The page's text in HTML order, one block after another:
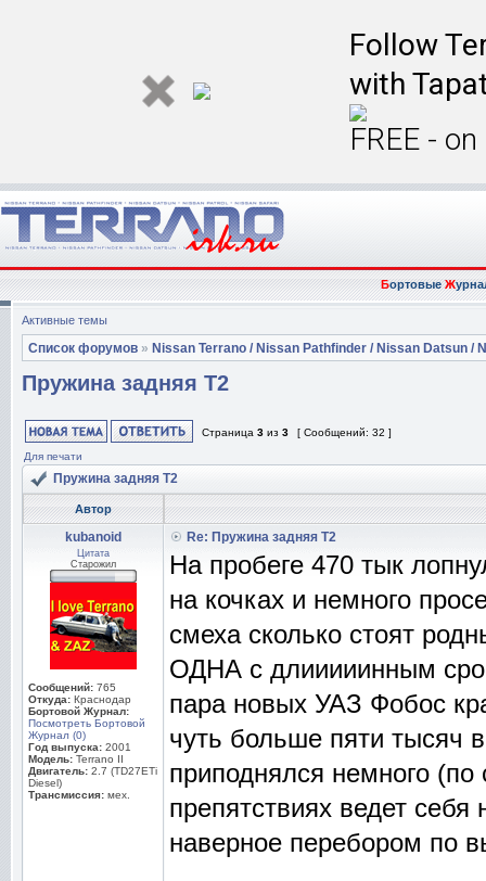
Follow
with
FREE -
БортовыеЖ
Активные темы
Список форумов » Nissan Terrano / Nissan Pathfinder / Nissan Datsun /
Пружина задняя Т2
Страница 3 из 3
[ Сообщений: 32 ]
Для печати
Пружина задняя Т2
Автор
kubanoid
Цитата
Старожил
Сообщений: 765
Откуда: Краснодар
Бортовой Журнал:
Посмотреть Бортовой
Журнал (0)
Год выпуска: 2001
Модель: Terrano II
Двигатель: 2.7 (TD27ETi
Diesel)
Трансмиссия: мех.
Re: Пружина задняя Т2
На пробеге 470 тык
на кочках и немного
смеха сколько стоят
ОДНА с длииииинным
пара новых УАЗ Фобос
чуть больше пяти тысяч
приподнялся немного
препятствиях ведет
наверное перебором по